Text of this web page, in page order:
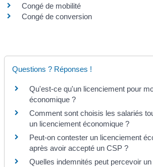
Congé de mobilité
Congé de conversion
Questions ? Réponses !
Qu'est-ce qu'un licenciement pour
économique ?
Comment sont choisis les salariés
un licenciement économique ?
Peut-on contester un licenciement
après avoir accepté un CSP ?
Quelles indemnités peut percevoir